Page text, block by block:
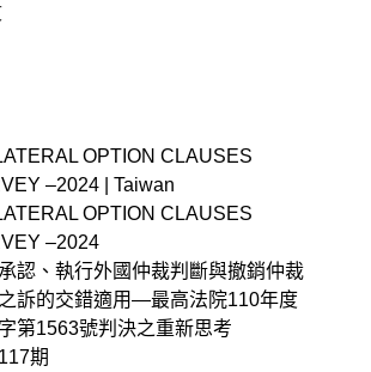
OPTION CLAUSES
–2024 | Taiwan
OPTION CLAUSES
–2024
認、執行外國仲裁判斷與撤銷仲裁
訴的交錯適用—最高法院110年度
第1563號判決之重新思考
期